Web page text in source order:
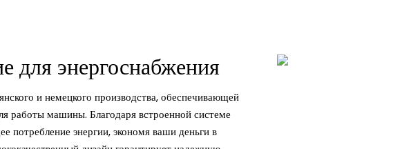
для энергоснабжения
и немецкого производства, обеспечивающей
работы машины. Благодаря встроенной системе
потребление энергии, экономя ваши деньги в